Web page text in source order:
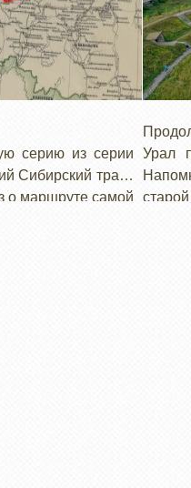
серию из серии
Сибирский тракт.
о маршруте самой
Урал